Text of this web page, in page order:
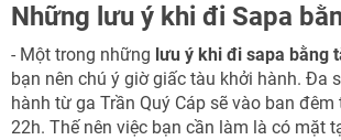
Những lưu ý khi đi Sapa
- Một trong những lưu ý khi đi sapa bằng
bạn nên chú ý giờ giấc tàu khởi hành. Đa
hành từ ga Trần Quý Cáp sẽ vào ban
22h. Thế nên việc bạn cần làm là có mặt